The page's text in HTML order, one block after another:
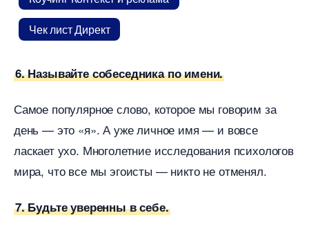
Чек лист Директ
6. Называйте собеседника по имени.
Самое популярное слово, которое мы говорим за
день — это «я». А уже личное имя — и вовсе
ласкает ухо. Многолетние исследования психолого
мира, что все мы эгоисты — никто не отменял.
7. Будьте уверенны в себе.